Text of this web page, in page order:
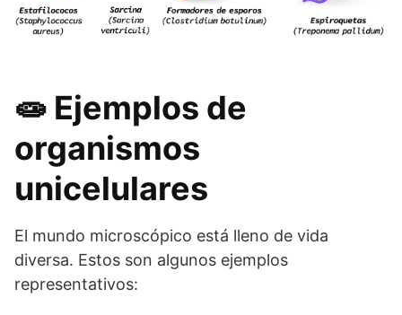
🧫 Ejemplos de
organismos
unicelulares
El mundo microscópico está lleno de vida
diversa. Estos son algunos ejemplos
representativos: